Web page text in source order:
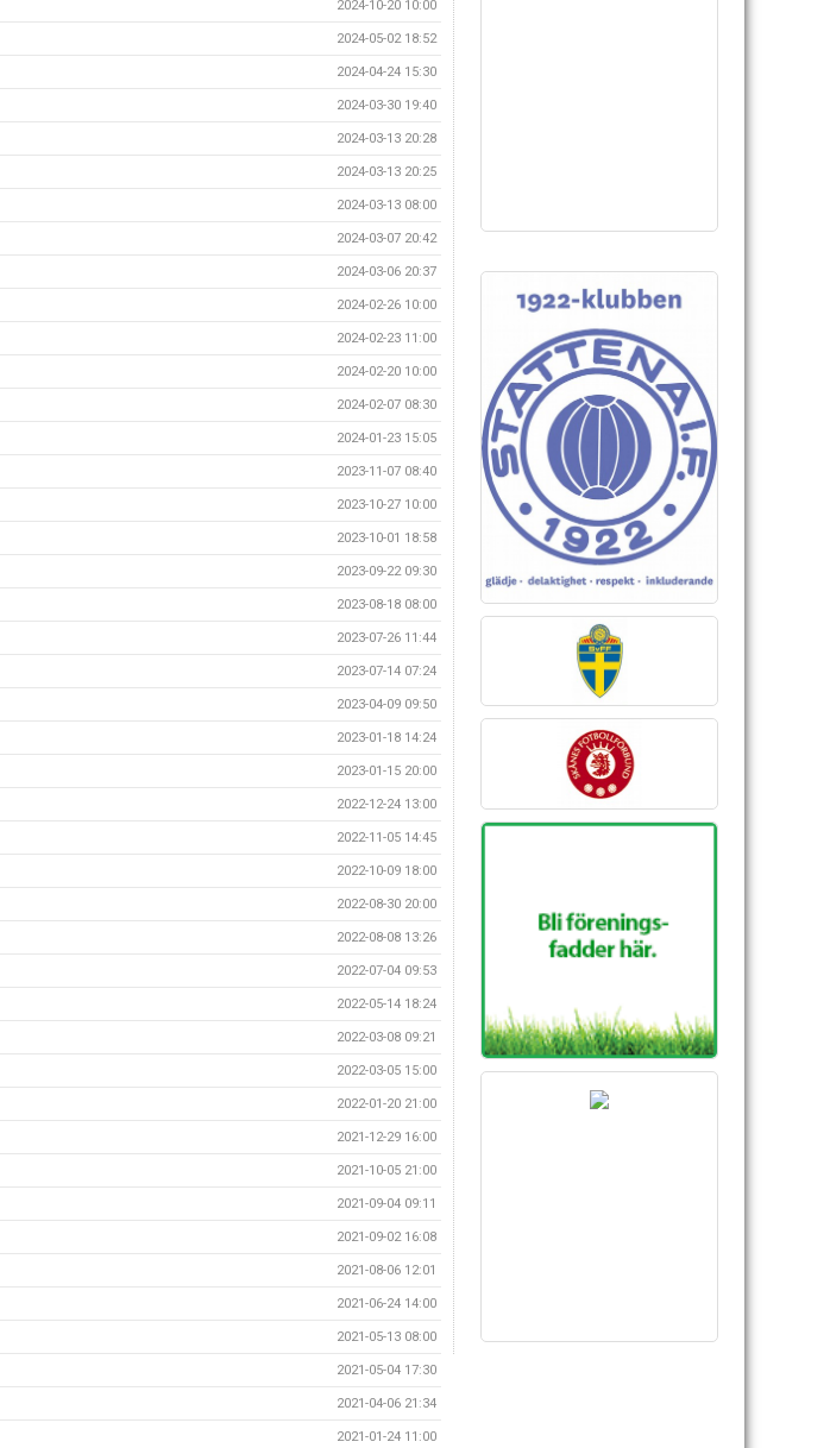
2024-10-20 10:00
2024-05-02 18:52
2024-04-24 15:30
2024-03-30 19:40
2024-03-13 20:28
2024-03-13 20:25
2024-03-13 08:00
2024-03-07 20:42
2024-03-06 20:37
2024-02-26 10:00
2024-02-23 11:00
2024-02-20 10:00
2024-02-07 08:30
2024-01-23 15:05
2023-11-07 08:40
2023-10-27 10:00
2023-10-01 18:58
2023-09-22 09:30
2023-08-18 08:00
2023-07-26 11:44
2023-07-14 07:24
2023-04-09 09:50
2023-01-18 14:24
2023-01-15 20:00
2022-12-24 13:00
2022-11-05 14:45
2022-10-09 18:00
2022-08-30 20:00
2022-08-08 13:26
2022-07-04 09:53
2022-05-14 18:24
2022-03-08 09:21
2022-03-05 15:00
2022-01-20 21:00
2021-12-29 16:00
2021-10-05 21:00
2021-09-04 09:11
2021-09-02 16:08
2021-08-06 12:01
2021-06-24 14:00
2021-05-13 08:00
2021-05-04 17:30
2021-04-06 21:34
2021-01-24 11:00